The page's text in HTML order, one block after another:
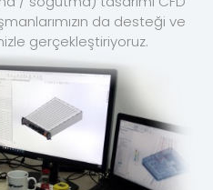
da desteği ve
gerçekleştiriyoruz.